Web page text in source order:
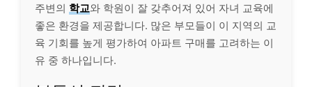
주변의 학교와 학원이 잘 갖추어져 있어 자녀 교육에
좋은 환경을 제공합니다. 많은 부모들이 이 지역의 교
육 기회를 높게 평가하여 아파트 구매를 고려하는 이
유 중 하나입니다.